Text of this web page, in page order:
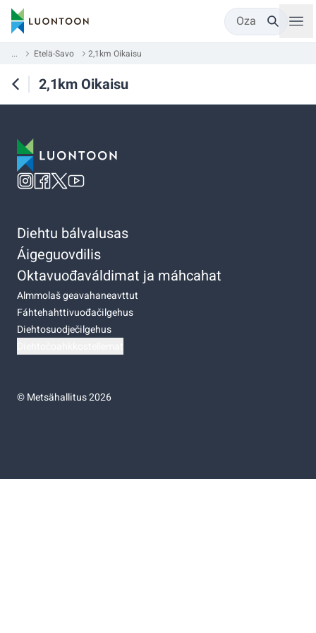
Oza
... Etelä-Savo 2,1km Oikaisu
2,1km Oikaisu
Diehtu bálvalusas
Áigeguovdilis
Oktavuođaváldimat ja máhcahat
Almmolaš geavahaneavttut
Fáhtehahttivuođačilgehus
Diehtosuodječilgehus
©Metsähallitus 2026